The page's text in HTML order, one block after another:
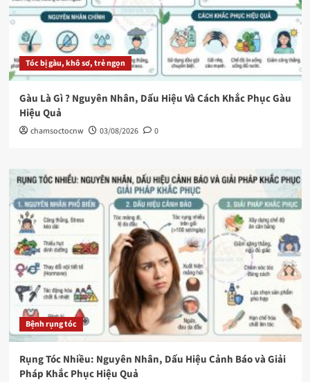
Tóc bị gàu, khô sơ, trẻ ngọn
Gàu Là Gì ? Nguyên Nhân, Dấu Hiệu Và Cách Khắc Phục Gàu
Hiệu Quả
chamsoctocnw 03/08/2026 0
Bệnh rụng tóc
Rụng Tóc Nhiều: Nguyên Nhân, Dấu Hiệu Cảnh Báo và Giải
Pháp Khắc Phục Hiệu Quả